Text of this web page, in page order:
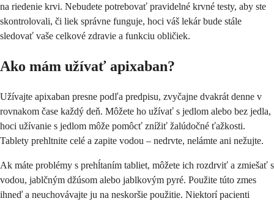
na riedenie krvi. Nebudete potrebovať pravidelné krvné testy, aby ste
skontrolovali, či liek správne funguje, hoci váš lekár bude stále
sledovať vaše celkové zdravie a funkciu obličiek.
Ako mám užívať apixaban?
Užívajte apixaban presne podľa predpisu, zvyčajne dvakrát denne v
rovnakom čase každý deň. Môžete ho užívať s jedlom alebo bez jedla,
hoci užívanie s jedlom môže pomôcť znížiť žalúdočné ťažkosti.
Tablety prehltnite celé a zapite vodou – nedrvte, nelámte ani nežujte.
Ak máte problémy s prehĺtaním tabliet, môžete ich rozdrviť a zmiešať s
vodou, jablčným džúsom alebo jablkovým pyré. Použite túto zmes
ihneď a neuchovávajte ju na neskoršie použitie. Niektorí pacienti